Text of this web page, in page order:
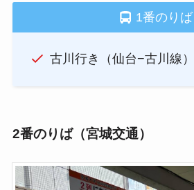
1番のりば
古川行き（仙台−古川線）
2番のりば（宮城交通）